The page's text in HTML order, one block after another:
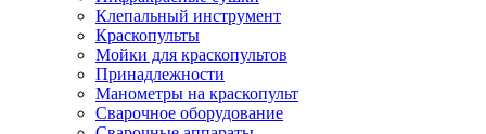
Клепальный инструмент
Краскопульты
Мойки для краскопультов
Принадлежности
Манометры на краскопульт
Сварочное оборудование